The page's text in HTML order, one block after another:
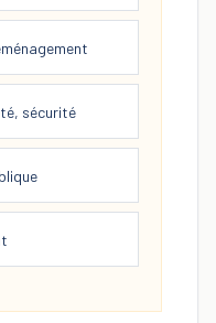
sécurité